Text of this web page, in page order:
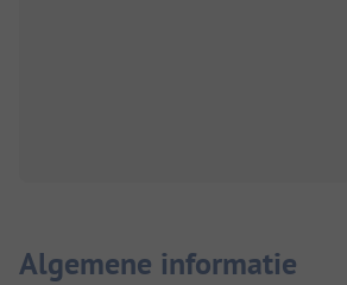
Algemene informatie